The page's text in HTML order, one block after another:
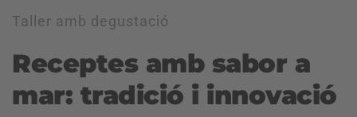
Taller amb degustació
Receptes amb sabor a
mar: tradició i innovació